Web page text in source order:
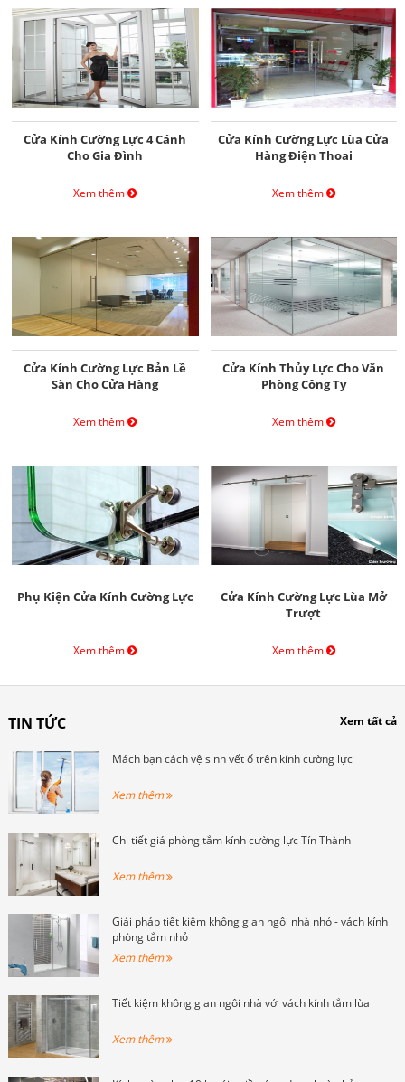
Cửa Kính Cường Lực 4 Cánh
Cho Gia Đình
Xem thêm
Cửa Kính Cường Lực Lùa Cửa
Hàng Điện Thoai
Xem thêm
Cửa Kính Cường Lực Bản Lề
Sàn Cho Cửa Hàng
Xem thêm
Cửa Kính Thủy Lực Cho Văn
Phòng Công Ty
Xem thêm
Phụ Kiện Cửa Kính Cường Lực
Xem thêm
Cửa Kính Cường Lực Lùa Mở
Trượt
Xem thêm
TIN TỨC Xem tất cả
Mách bạn cách vệ sinh vết ố trên kính cường lực
Xem thêm
Chi tiết giá phòng tắm kính cường lực Tín Thành
Xem thêm
Giải pháp tiết kiệm không gian ngôi nhà nhỏ - vách kính
phòng tắm nhỏ
Xem thêm
Tiết kiệm không gian ngôi nhà với vách kính tắm lùa
Xem thêm